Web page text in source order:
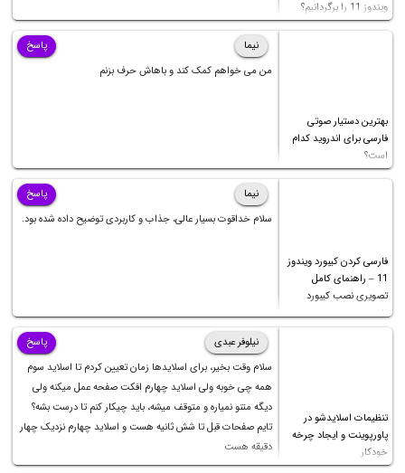
ویندوز 11 را برگردانیم؟
بهترین دستیار صوتی
فارسی برای اندروید کدام
است؟
نیما
من می خواهم کمک کند و باهاش حرف بزنم
پاسخ
فارسی کردن کیبورد ویندوز
11 – راهنمای کامل
تصویری نصب کیبورد
فارسی
نیما
سلام خداقوت بسیار عالی، جذاب و کاربردی توضیح داده شده بود.
پاسخ
تنظیمات اسلایدشو در
پاورپوینت و ایجاد چرخه
خودکار
نیلوفر عبدی
سلام وقت بخیر، برای اسلایدها زمان تعیین کردم تا اسلاید سوم
همه چی خوبه ولی اسلاید چهارم افکت صفحه عمل میکنه ولی
دیگه متنو نمیاره و متوقف میشه، باید چیکار کنم تا درست بشه؟
تایم صفحات قبل تا شش ثانیه هست و اسلاید چهارم نزدیک چهار
دقیقه هست
پاسخ